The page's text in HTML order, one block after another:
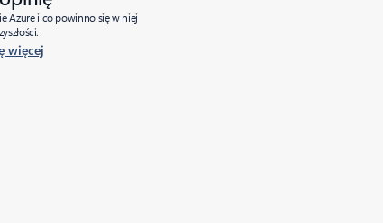
Azure i co powinno się w niej
więcej